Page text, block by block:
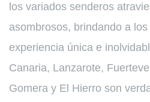
los variados senderos
asombrosos, brindando a
experiencia única e
Canaria, Lanzarote,
Gomera y El Hierro son